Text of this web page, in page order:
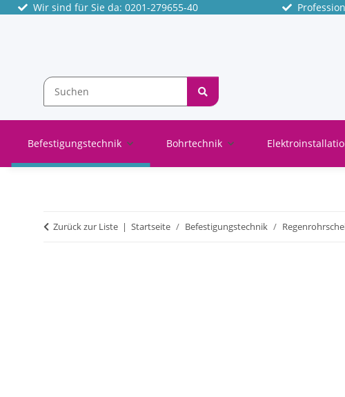
Wir sind für Sie da: 0201-279655-40
Befestigungstechnik Bohrtechnik
Zurück zur Liste Startseite Befestigungstechnik